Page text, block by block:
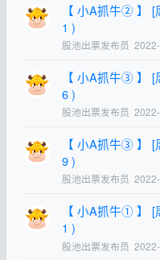
【 小A抓牛② 】 [
1 )
股池出票发布员
【 小A抓牛③ 】 [
6 )
股池出票发布员
【 小A抓牛③ 】
9 )
股池出票发布员
【 小A抓牛① 】 [
1 )
股池出票发布员